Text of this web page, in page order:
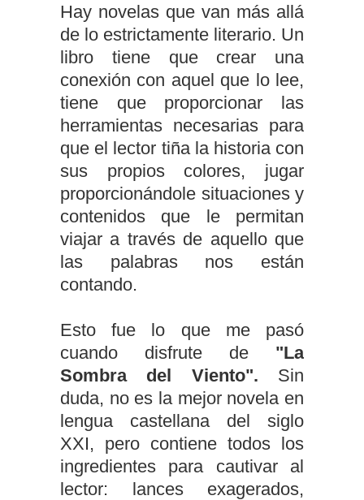
Hay novelas que van más allá
de lo estrictamente literario. Un
libro tiene que crear una
conexión con aquel que lo lee,
tiene que proporcionar las
herramientas necesarias para
que el lector tiña la historia con
sus propios colores, jugar
proporcionándole situaciones y
contenidos que le permitan
viajar a través de aquello que
las palabras nos están
contando.
Esto fue lo que me pasó
cuando disfrute de "La
Sombra del Viento". Sin
duda, no es la mejor novela en
lengua castellana del siglo
XXI, pero contiene todos los
ingredientes para cautivar al
lector: lances exagerados,